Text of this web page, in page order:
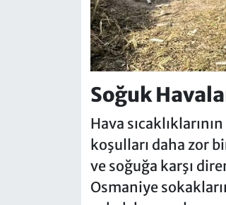
Soğuk
Hava
koşulları daha zor
ve soğuğa karşı
Osmaniye